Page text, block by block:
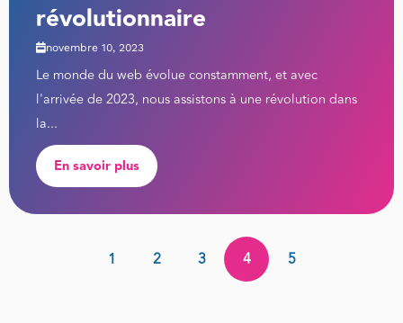
révolutionnaire
novembre 10, 2023
Le monde du web évolue constamment, et avec
l'arrivée de 2023, nous assistons à une révolution dans
la...
En savoir plus
1 2 3 4 5